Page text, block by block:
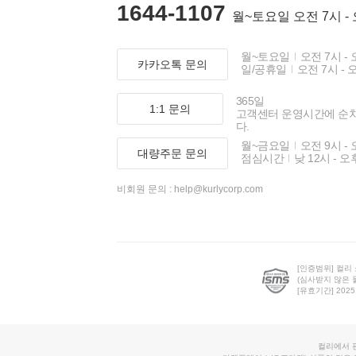
1644-1107 월~토요일 오전 7시 -
카카오톡 문의
월~토요일
오전 7시 -
일/공휴일
오전 7시 -
1:1 문의
365일
고객센터 운영시간에 순
다.
대량주문 문의
월~금요일
오전 9시 -
점심시간
낮 12시 - 오
비회원 문의 : help@kurlycorp.com
[인증범위] 컬리
(심사받지 않은
[유효기간]
컬리에서